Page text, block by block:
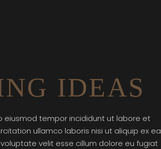
IDEAS
eiusmod tempor incididunt ut labore et
ullamco laboris nisi ut aliquip ex ea
velit esse cillum dolore eu fugiat